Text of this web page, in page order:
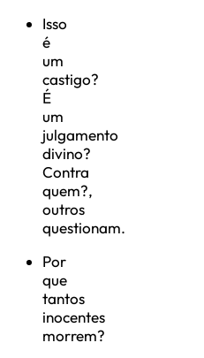
Isso
é
um
castigo?
É
um
julgamento
divino?
Contra
quem?,
outros
questionam.
Por
que
tantos
inocentes
morrem?